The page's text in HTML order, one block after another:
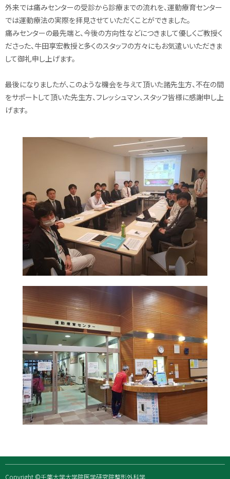
外来では痛みセンターの受診から診療までの流れを、運動療育センター
では運動療法の実際を拝見させていただくことができました。
痛みセンターの最先端と、今後の方向性などにつきまして優しくご教授く
ださった、牛田享宏教授と多くのスタッフの方々にもお気遣いいただきま
して御礼申し上げます。
最後になりましたが、このような機会を与えて頂いた諸先生方、不在の間
をサポートして頂いた先生方、フレッシュマン、スタッフ皆様に感謝申し上
げます。
Copyright ©千葉大学大学院医学研究院整形外科学